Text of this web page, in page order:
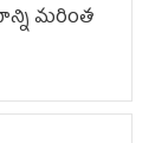
మరింత